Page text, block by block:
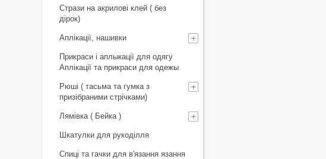
Стрази на акрилові клей ( без
дірок)
Аплікації, нашивки
Прикраси і аплыкації для одягу
Аплікації та прикраси для одежы
Рюші ( тасьма та гумка з
призібраними стрічками)
Лямівка ( Бейка )
Шкатулки для рукоділля
Спиці та гачки для в'язання язання